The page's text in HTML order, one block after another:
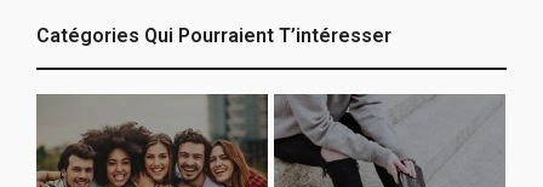
Catégories Qui Pourraient T’intéresser